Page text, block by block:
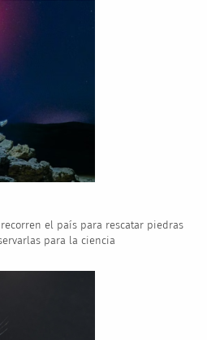
el país para rescatar piedras
para la ciencia